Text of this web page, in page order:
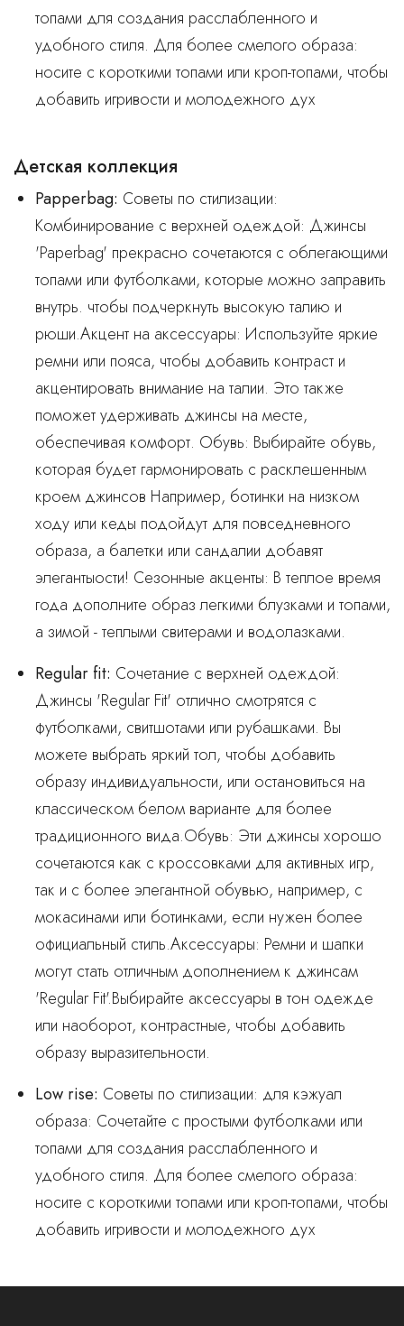
топами для создания расслабленного и
удобного стиля. Для более смелого образа:
носите с короткими топами или кроп-топами, чтобы
добавить игривости и молодежного дух
Детская коллекция
Papperbag: Советы по стилизации:
Комбинирование с верхней одеждой: Джинсы
'Paperbag' прекрасно сочетаются с облегающими
топами или футболками, которые можно заправить
внутрь. чтобы подчеркнуть высокую талию и
рюши.Акцент на аксессуары: Используйте яркие
ремни или пояса, чтобы добавить контраст и
акцентировать внимание на талии. Это также
поможет удерживать джинсы на месте,
обеспечивая комфорт. Обувь: Выбирайте обувь,
которая будет гармонировать с расклешенным
кроем джинсов Например, ботинки на низком
ходу или кеды подойдут для повседневного
образа, а балетки или сандалии добавят
элегантыости! Сезонные акценты: В теплое время
года дополните образ легкими блузками и топами,
а зимой - теплыми свитерами и водолазками.
Regular fit: Сочетание с верхней одеждой:
Джинсы 'Regular Fit' отлично смотрятся с
футболками, свитшотами или рубашками. Вы
можете выбрать яркий тол, чтобы добавить
образу индивидуальности, или остановиться на
классическом белом варианте для более
традиционного вида.Обувь: Эти джинсы хорошо
сочетаются как с кроссовками для активных игр,
так и с более элегантной обувью, например, с
мокасинами или ботинками, если нужен более
официальный стиль.Аксессуары: Ремни и шапки
могут стать отличным дополнением к джинсам
'Regular Fit'.Выбирайте аксессуары в тон одежде
или наоборот, контрастные, чтобы добавить
образу выразительности.
Low rise: Советы по стилизации: для кэжуал
образа: Сочетайте с простыми футболками или
топами для создания расслабленного и
удобного стиля. Для более смелого образа:
носите с короткими топами или кроп-топами, чтобы
добавить игривости и молодежного дух